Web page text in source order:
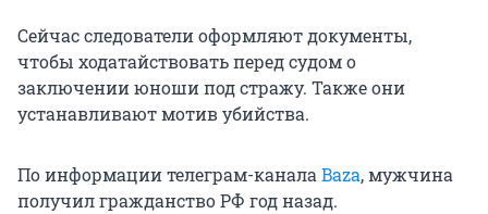
Сейчас следователи оформляют документы,
чтобы ходатайствовать перед судом о
заключении юноши под стражу. Также они
устанавливают мотив убийства.
По информации телеграм-каналаBaza, мужчина
получил гражданство РФ год назад.